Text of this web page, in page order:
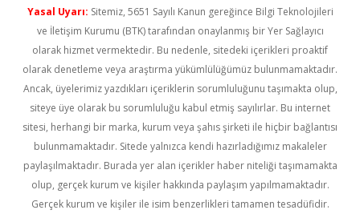
Yasal Uyarı: Sitemiz, 5651 Sayılı Kanun gereğince Bilgi Teknolojileri
ve İletişim Kurumu (BTK) tarafından onaylanmış bir Yer Sağlayıcı
olarak hizmet vermektedir. Bu nedenle, sitedeki içerikleri proaktif
olarak denetleme veya araştırma yükümlülüğümüz bulunmamaktadır.
Ancak, üyelerimiz yazdıkları içeriklerin sorumluluğunu taşımakta olup,
siteye üye olarak bu sorumluluğu kabul etmiş sayılırlar. Bu internet
sitesi, herhangi bir marka, kurum veya şahıs şirketi ile hiçbir bağlantısı
bulunmamaktadır. Sitede yalnızca kendi hazırladığımız makaleler
paylaşılmaktadır. Burada yer alan içerikler haber niteliği taşımamakta
olup, gerçek kurum ve kişiler hakkında paylaşım yapılmamaktadır.
Gerçek kurum ve kişiler ile isim benzerlikleri tamamen tesadüfidir.